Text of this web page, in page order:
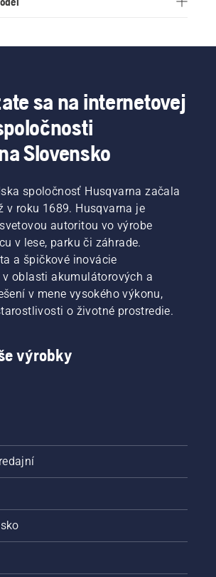
sa na internetovej
Slovensko
spoločnosť Husqvarna začala
v roku 1689. Husqvarna je
autoritou vo výrobe
v lese, parku či záhrade.
a špičkové inovácie
v oblasti akumulátorových a
v mene vysokého výkonu,
o životné prostredie.
výrobky